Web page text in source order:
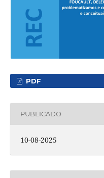
PDF
PUBLICADO
10-08-2025